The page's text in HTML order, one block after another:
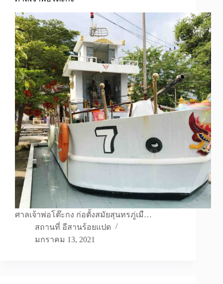
ศาลเจ้าพ่อโต๊ะกง ก่อตั้งสมัยสุนทรภู่เมื…
สถานที่ อีสานร้อยแปด
มกราคม 13, 2021